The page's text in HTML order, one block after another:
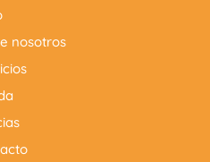
nosotros